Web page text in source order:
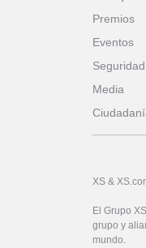
Premios
Eventos
Seguridad
Media
XS &
El Grupo
grupo y
mundo.